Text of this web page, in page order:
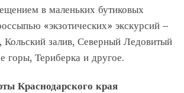
в маленьких бутиковых
«экзотических» экскурсий –
Кольский залив, Северный Ледовитый
горы, Териберка и другое.
Краснодарского края